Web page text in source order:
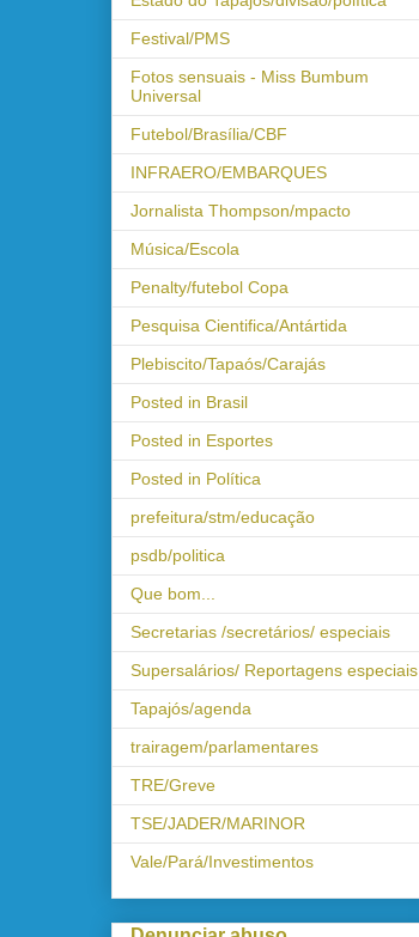
Festival/PMS
Fotos sensuais - Miss Bumbum
Universal
Futebol/Brasília/CBF
INFRAERO/EMBARQUES
Jornalista Thompson/mpacto
Música/Escola
Penalty/futebol Copa
Pesquisa Cientifica/Antártida
Plebiscito/Tapaós/Carajás
Posted in Brasil
Posted in Esportes
Posted in Política
prefeitura/stm/educação
psdb/politica
Que bom...
Secretarias /secretários/ especiais
Supersalários/ Reportagens especiais
Tapajós/agenda
trairagem/parlamentares
TRE/Greve
TSE/JADER/MARINOR
Vale/Pará/Investimentos